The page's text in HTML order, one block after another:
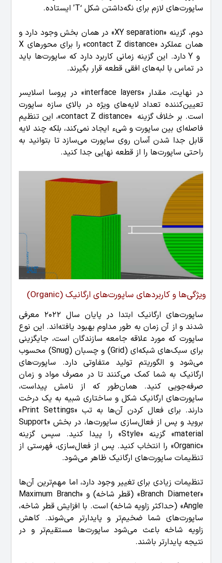
ساپورت‌های لازم برای نگه‌داشتن شکل ‘T’ ایستاده.
دوم، گزینه «XY separation» در همان بخش وجود دارد و
همان عملکرد «contact Z distance» را برای محورهای X
و Y دارد. این گزینه زمانی کاربرد دارد که ساپورت‌ها باید
در تماس با لبه‌های افقی قطعه قرار بگیرند.
در نهایت، مقدار «interface layers» در پروسا اسلایسر
تعیین‌کننده تعداد لایه‌های ویژه در بالای سازه ساپورت
است. بر خلاف گزینه «contact Z distance»، این تنظیم
فاصله‌ای بین ساپورت و شیء ایجاد نمی‌کند، بلکه چند لایه
قابل جدا شدن آسان روی ساپورت می‌سازد تا بتوانید به
راحتی ساپورت‌ها را از قطعه نهایی جدا کنید.
ویژگی‌ها و کاربردهای ساپورت‌های ارگانیک (Organic)
ساپورت‌های ارگانیک ابتدا در پایان سال 2022 معرفی
شدند و از آن زمان به طور مداوم بهبود یافته‌اند. این نوع
ساپورت که مورد علاقه جامعه سازندگان است، جایگزینی
برای سبک‌های شبکه‌ای (Grid) و چسبان (Snug) محسوب
می‌شود و الگوریتم تولید متفاوتی دارد. ساپورت‌های
ارگانیک به شما کمک می‌کنند تا در مصرف مواد و زمان
صرفه‌جویی کنید. همان‌طور که از نامش پیداست،
ساپورت‌های ارگانیک شکل و ساختاری شبیه به یک درخت
دارند. برای فعال کردن آن‌ها به تب «Print Settings»
بروید و پس از فعال‌سازی ساپورت‌ها، در بخش «Support
material» گزینه «Style» را پیدا کنید. سپس گزینه
«Organic» را انتخاب کنید. پس از فعال‌سازی، فهرستی از
تنظیمات ساپورت‌های ارگانیک ظاهر می‌شود.
تنظیمات زیادی برای تغییر وجود دارد، اما مهم‌ترین آن‌ها
«Branch Diameter» (قطر شاخه) و «Maximum Branch
Angle» (حداکثر زاویه شاخه) است. با افزایش قطر شاخه،
ساپورت‌های شما ضخیم‌تر و پایدارتر می‌شوند. کاهش
زاویه شاخه باعث می‌شود ساپورت‌ها مستقیم‌تر و در
نتیجه پایدارتر باشند.